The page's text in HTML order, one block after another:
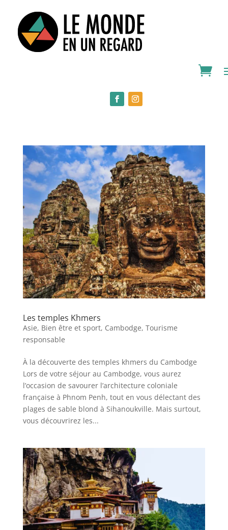
Les temples Khmers
Asie, Bien être et sport, Cambodge, Tourisme
responsable
À la découverte des temples khmers du Cambodge
Lors de votre séjour au Cambodge, vous aurez
l’occasion de savourer l’architecture coloniale
française à Phnom Penh, tout en vous délectant des
plages de sable blond à Sihanoukville. Mais surtout,
vous découvrirez les...